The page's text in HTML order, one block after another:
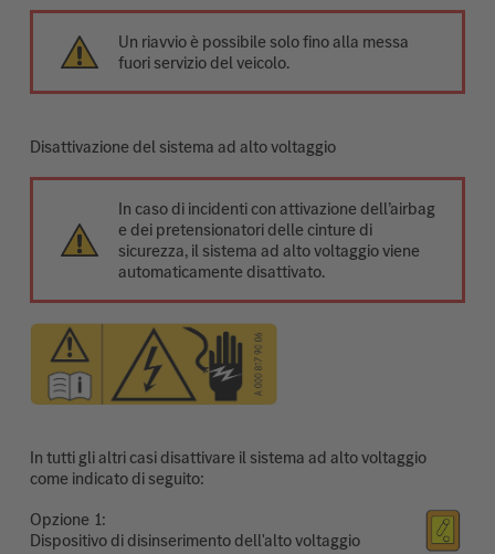
Un riavvio è possibile solo fino alla messa
fuori servizio del veicolo.
Disattivazione del sistema ad alto voltaggio
In caso di incidenti con attivazione dell’airbag
e dei pretensionatori delle cinture di
sicurezza, il sistema ad alto voltaggio viene
automaticamente disattivato.
In tutti gli altri casi disattivare il sistema ad alto voltaggio
come indicato di seguito:
Opzione
Dispositivo di disinserimento dell'alto voltaggio